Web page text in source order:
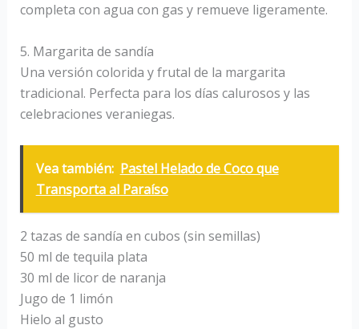
completa con agua con gas y remueve ligeramente.
5. Margarita de sandía
Una versión colorida y frutal de la margarita
tradicional. Perfecta para los días calurosos y las
celebraciones veraniegas.
Vea también: Pastel Helado de Coco que
Transporta al Paraíso
2 tazas de sandía en cubos (sin semillas)
50 ml de tequila plata
30 ml de licor de naranja
Jugo de 1 limón
Hielo al gusto